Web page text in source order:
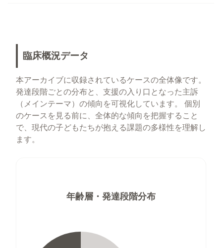
臨床概況データ
本アーカイブに収録されているケースの全体像です。
発達段階ごとの分布と、支援の入り口となった主訴
（メインテーマ）の傾向を可視化しています。 個別
のケースを見る前に、全体的な傾向を把握すること
で、現代の子どもたちが抱える課題の多様性を理解し
ます。
年齢層・発達段階分布